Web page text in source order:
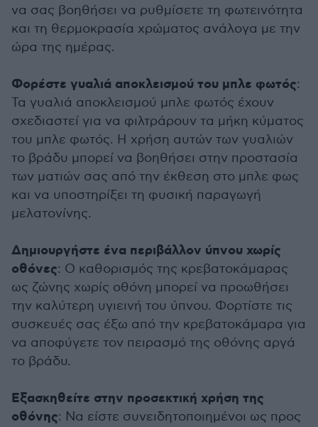
να σας βοηθήσει να ρυθμίσετε τη φωτεινότητα
και τη θερμοκρασία χρώματος ανάλογα με την
ώρα της ημέρας.
Φορέστε γυαλιά αποκλεισμού του μπλε φωτός:
Τα γυαλιά αποκλεισμού μπλε φωτός έχουν
σχεδιαστεί για να φιλτράρουν τα μήκη κύματος
του μπλε φωτός. Η χρήση αυτών των γυαλιών
το βράδυ μπορεί να βοηθήσει στην προστασία
των ματιών σας από την έκθεση στο μπλε φως
και να υποστηρίξει τη φυσική παραγωγή
μελατονίνης.
Δημιουργήστε ένα περιβάλλον ύπνου χωρίς
οθόνες: Ο καθορισμός της κρεβατοκάμαρας
ως ζώνης χωρίς οθόνη μπορεί να προωθήσει
την καλύτερη υγιεινή του ύπνου. Φορτίστε τις
συσκευές σας έξω από την κρεβατοκάμαρα για
να αποφύγετε τον πειρασμό της οθόνης αργά
το βράδυ.
Εξασκηθείτε στην προσεκτική χρήση της
οθόνης: Να είστε συνειδητοποιημένοι ως προς